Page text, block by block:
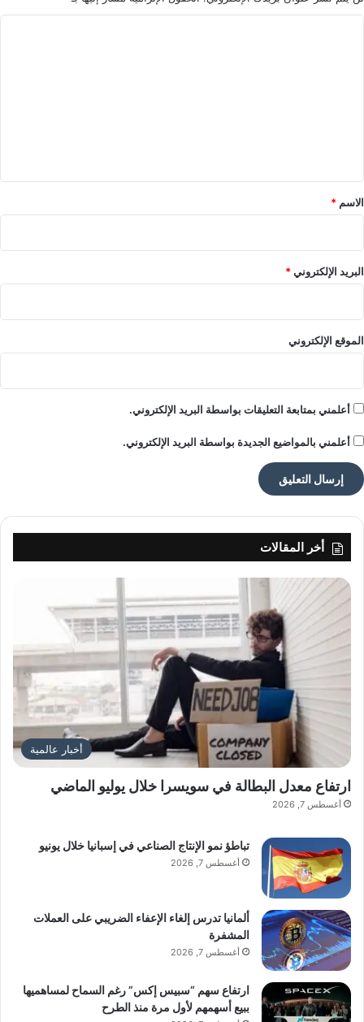
*
الاسم *
البريد الإلكتروني*
الموقع الإلكتروني
أعلمني بمتابعة التعليقات بواسطة البريد الإلكتروني.
أعلمني بالمواضيع الجديدة بواسطة البريد الإلكتروني.
أخر المقالات
أخبار عالمية
ارتفاع معدل البطالة في سويسرا خلال يوليو الماضي
أغسطس 7, 2026
تباطؤ نمو الإنتاج الصناعي في إسبانيا خلال يونيو
أغسطس 7, 2026
ألمانيا تدرس إلغاء الإعفاء الضريبي على العملات
المشفرة
أغسطس 7, 2026
ارتفاع سهم “سبيس إكس” رغم السماح لمساهميها
ببيع أسهمهم لأول مرة منذ الطرح